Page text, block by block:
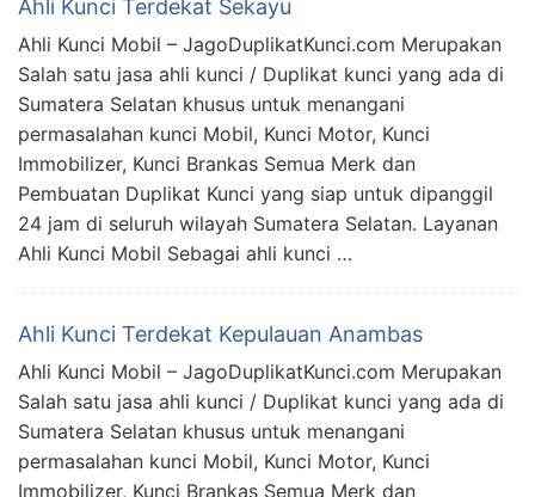
Ahli Kunci Terdekat Sekayu
Ahli Kunci Mobil – JagoDuplikatKunci.com Merupakan
Salah satu jasa ahli kunci / Duplikat kunci yang ada di
Sumatera Selatan khusus untuk menangani
permasalahan kunci Mobil, Kunci Motor, Kunci
Immobilizer, Kunci Brankas Semua Merk dan
Pembuatan Duplikat Kunci yang siap untuk dipanggil
24 jam di seluruh wilayah Sumatera Selatan. Layanan
Ahli Kunci Mobil Sebagai ahli kunci …
Ahli Kunci Terdekat Kepulauan Anambas
Ahli Kunci Mobil – JagoDuplikatKunci.com Merupakan
Salah satu jasa ahli kunci / Duplikat kunci yang ada di
Sumatera Selatan khusus untuk menangani
permasalahan kunci Mobil, Kunci Motor, Kunci
Immobilizer, Kunci Brankas Semua Merk dan